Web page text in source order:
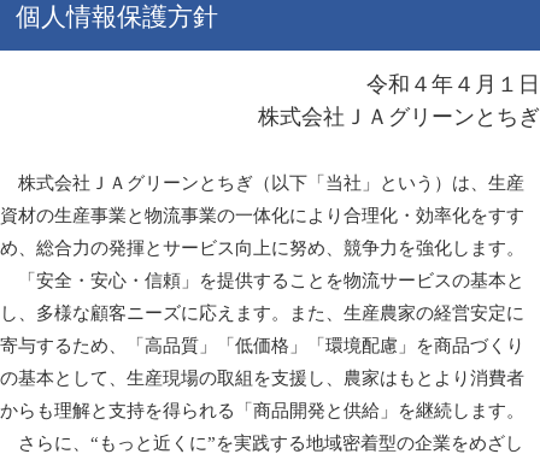
個人情報保護方針
令和４年４月１日
株式会社ＪＡグリーンとちぎ
株式会社ＪＡグリーンとちぎ（以下「当社」という）は、生産
資材の生産事業と物流事業の一体化により合理化・効率化をすす
め、総合力の発揮とサービス向上に努め、競争力を強化します。
「安全・安心・信頼」を提供することを物流サービスの基本と
し、多様な顧客ニーズに応えます。また、生産農家の経営安定に
寄与するため、「高品質」「低価格」「環境配慮」を商品づくり
の基本として、生産現場の取組を支援し、農家はもとより消費者
からも理解と支持を得られる「商品開発と供給」を継続します。
さらに、“もっと近くに”を実践する地域密着型の企業をめざし